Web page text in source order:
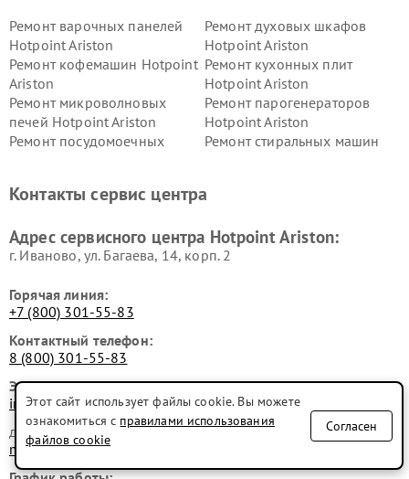
Ремонт варочных панелей
Hotpoint Ariston
Ремонт духовых шкафов
Hotpoint Ariston
Ремонт кофемашин Hotpoint
Ariston
Ремонт кухонных плит
Hotpoint Ariston
Ремонт микроволновых
печей Hotpoint Ariston
Ремонт парогенераторов
Hotpoint Ariston
Ремонт посудомоечных
Ремонт стиральных машин
Hotpoint Ariston
Hotpoint Ariston
Ariston
Hotpoint Ariston
Контакты сервис центра
Адрес сервисного центра Hotpoint Ariston:
г. Иваново, ул. Багаева, 14, корп. 2
Горячая линия:
+7 (800) 301-55-83
Контактный телефон:
8 (800) 301-55-83
Электронная почта:
info@fixim-hotpointariston.ru
для юридических лиц
manager@fix-hotpoint ariston.ru
Этот сайт использует файлы cookie. Вы можете
ознакомиться с правилами использования
файлов cookie
Согласен